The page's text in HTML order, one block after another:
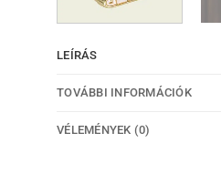
LEÍRÁS
TOVÁBBI INFORMÁCIÓK
VÉLEMÉNYEK (0)